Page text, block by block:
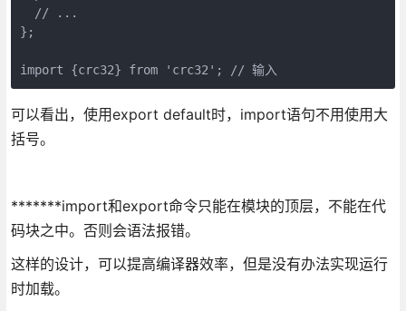
  // ...
};
import {crc32} from 'crc32'; // 输入
可以看出，使用export default时，import语句不用使用大
括号。
*******import和export命令只能在模块的顶层，不能在代
码块之中。否则会语法报错。
这样的设计，可以提高编译器效率，但是没有办法实现运行
时加载。